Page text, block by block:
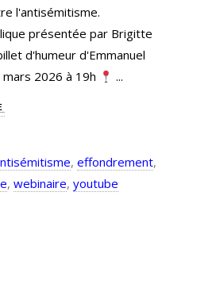
l'antisémitisme.
présentée par Brigitte
d'humeur d'Emmanuel
2026 à 19h
, effondrement,
, webinaire, youtube